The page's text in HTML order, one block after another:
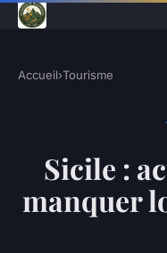
Accueil›Tourisme
Sicile :
manquer